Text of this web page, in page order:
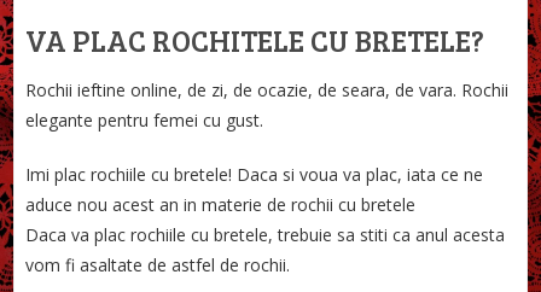
VA PLAC ROCHITELE CU BRETELE?
Rochii ieftine online, de zi, de ocazie, de seara, de vara. Rochii
elegante pentru femei cu gust.
Imi plac rochiile cu bretele! Daca si voua va plac, iata ce ne
aduce nou acest an in materie de rochii cu bretele
Daca va plac rochiile cu bretele, trebuie sa stiti ca anul acesta
vom fi asaltate de astfel de rochii.